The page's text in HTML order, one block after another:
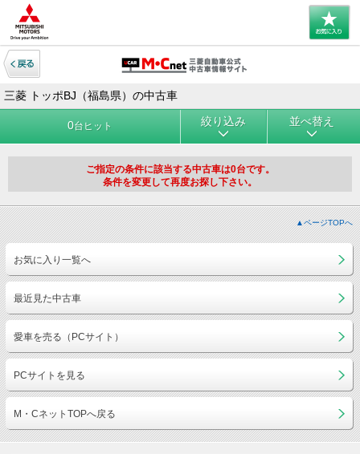
三菱 トッポBJ（福島県）の中古車
0台ヒット 絞り込み 並べ替え
ご指定の条件に該当する中古車は0台です。
条件を変更して再度お探し下さい。
▲ページTOPへ
お気に入り一覧へ
最近見た中古車
愛車を売る（PCサイト）
PCサイトを見る
M・CネットTOPへ戻る